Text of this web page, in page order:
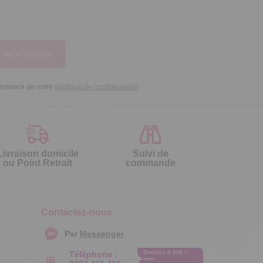
de notre politique de confidentialité
domicile
ou Point Retrait
Suivi de
commande
Contactez-nous
Par Messenger
Téléphone :
Service 0.50€ /
min